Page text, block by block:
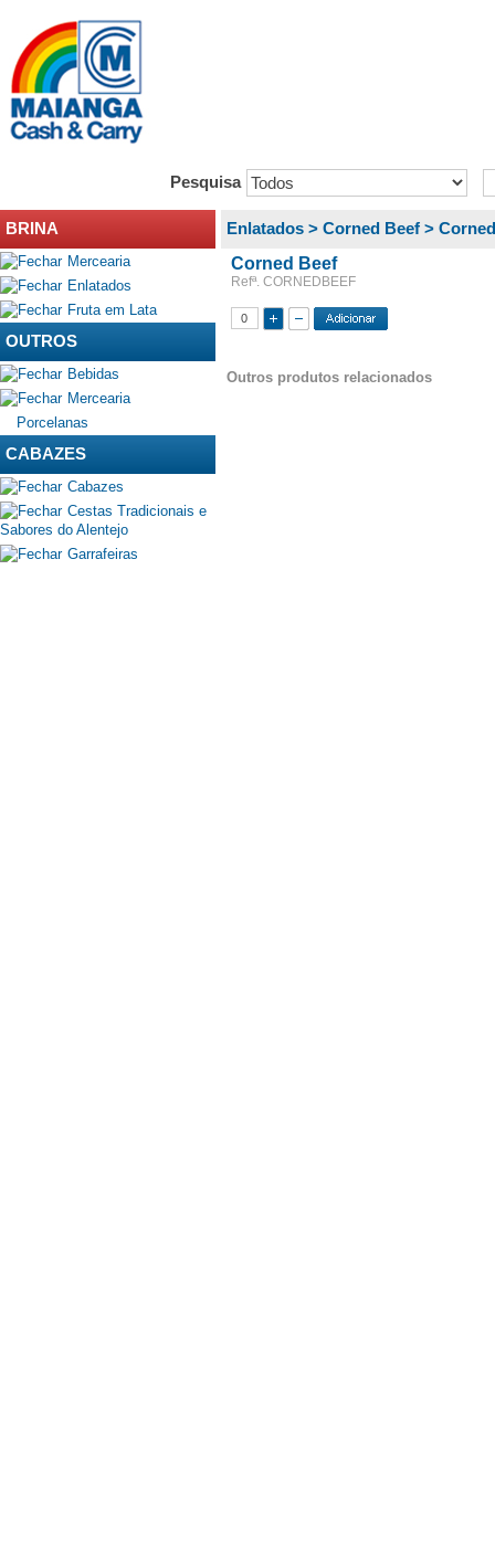
Pesquisa
BRINA
Mercearia
Enlatados
Fruta em Lata
OUTROS
Bebidas
Mercearia
Porcelanas
CABAZES
Cabazes
Cestas Tradicionais e
Sabores do Alentejo
Garrafeiras
Enlatados > Corned Beef >
Corned Beef
Refª. CORNEDBEEF
Outros produtos relacionados